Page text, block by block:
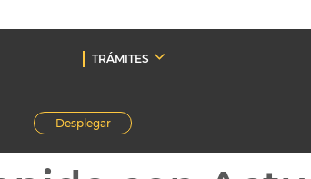
TRÁMITES
Desplegar